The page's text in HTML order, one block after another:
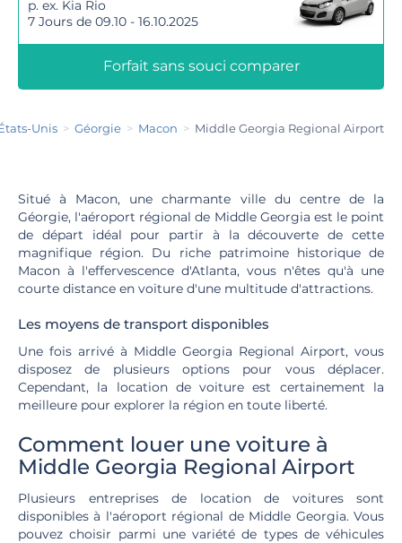
p. ex. Kia Rio
7 Jours de 09.10 - 16.10.2025
Forfait sans souci comparer
Unis Géorgie Macon Middle Georgia Regional Airport
Situé à Macon, une charmante ville du centre de la
Géorgie, l'aéroport régional de Middle Georgia est le point
de départ idéal pour partir à la découverte de cette
magnifique région. Du riche patrimoine historique de
Macon à l'effervescence d'Atlanta, vous n'êtes qu'à une
courte distance en voiture d'une multitude d'attractions.
Les moyens de transport disponibles
Une fois arrivé à Middle Georgia Regional Airport, vous
disposez de plusieurs options pour vous déplacer.
Cependant, la location de voiture est certainement la
meilleure pour explorer la région en toute liberté.
Comment louer une voiture à
Middle Georgia Regional Airport
Plusieurs entreprises de location de voitures sont
disponibles à l'aéroport régional de Middle Georgia. Vous
pouvez choisir parmi une variété de types de véhicules